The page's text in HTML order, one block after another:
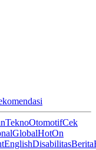
TeknoOtomotifCek
GlobalHotOn
EnglishDisabilitasBerita